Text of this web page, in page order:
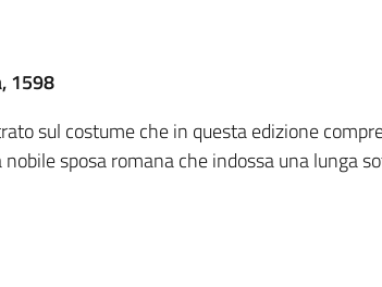
1598
sul costume che in questa edizione
sposa romana che indossa una lunga